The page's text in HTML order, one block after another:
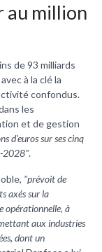
au million
de 93 milliards
à la clé la
confondus.
les
et de gestion
d'euros sur ses cinq
2028".
"prévoit de
axés sur la
opérationnelle, à
aux industries
dont un